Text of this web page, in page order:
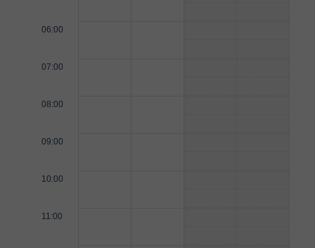
06:00
07:00
08:00
09:00
10:00
11:00